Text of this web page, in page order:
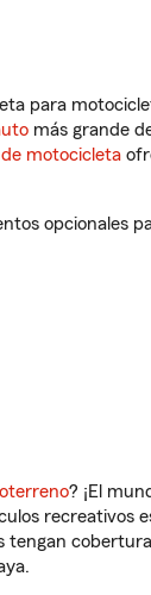
para
más grande
motocicleta
opcionales
? ¡El
recreativos
tengan